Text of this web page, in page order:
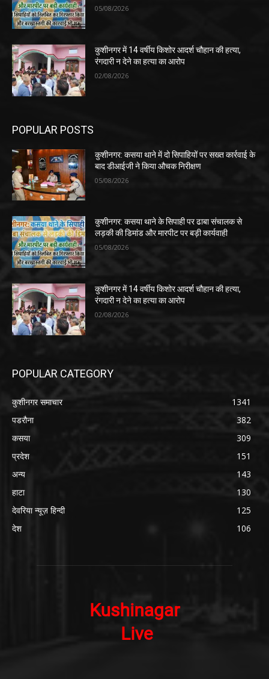
05/08/2026
कुशीनगर में 14 वर्षीय किशोर आदर्श चौहान की हत्या,
रंगदारी न देने का हत्या का आरोप
02/08/2026
POPULAR POSTS
कुशीनगर: कसया थाने में दो सिपाहियों पर सख्त कार्रवाई के
बाद डीआईजी ने किया औचक निरीक्षण
05/08/2026
कुशीनगर: कसया थाने के सिपाही पर ढाबा संचालक से
लड़की की डिमांड और मारपीट पर बड़ी कार्यवाही
05/08/2026
कुशीनगर में 14 वर्षीय किशोर आदर्श चौहान की हत्या,
रंगदारी न देने का हत्या का आरोप
02/08/2026
POPULAR CATEGORY
कुशीनगर समाचार
1341
पडरौना
382
कसया
309
प्रदेश
151
अन्य
143
हाटा
130
देवरिया न्यूज़ हिन्दी
125
देश
106